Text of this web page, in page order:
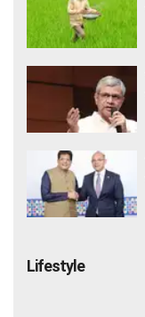
Lifestyle